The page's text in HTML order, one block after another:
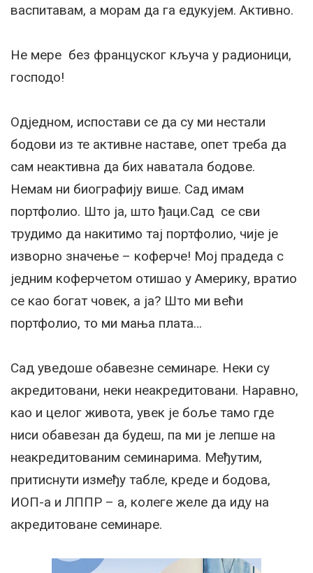
васпитавам, а морам да га едукујем. Активно.
Не мере без француског кључа у радионици,
господо!
Одједном, испостави се да су ми нестали
бодови из те активне наставе, опет треба да
сам неактивна да бих наватала бодове.
Немам ни биографију више. Сад имам
портфолио. Што ја, што ђаци.Сад се сви
трудимо да накитимо тај портфолио, чије је
изворно значење – коферче! Мој прадеда с
једним коферчетом отишао у Америку, вратио
се као богат човек, а ја? Што ми већи
портфолио, то ми мања плата…
Сад уведоше обавезне семинаре. Неки су
акредитовани, неки неакредитовани. Наравно,
као и целог живота, увек је боље тамо где
ниси обавезан да будеш, па ми је лепше на
неакредитованим семинарима. Међутим,
притиснути између табле, креде и бодова,
ИОП-а и ЛППР – а, колеге желе да иду на
акредитоване семинаре.